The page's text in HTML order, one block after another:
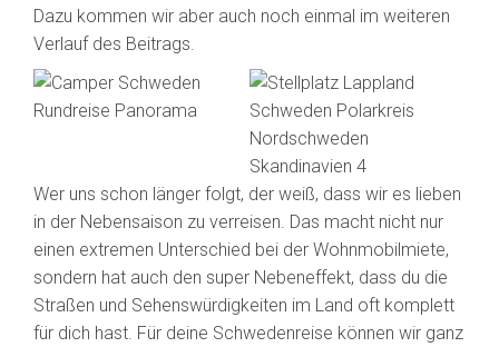
Dazu kommen wir aber auch noch einmal im weiteren
Verlauf des Beitrags.
Wer uns schon länger folgt, der weiß, dass wir es lieben
in der Nebensaison zu verreisen. Das macht nicht nur
einen extremen Unterschied bei der Wohnmobilmiete,
sondern hat auch den super Nebeneffekt, dass du die
Straßen und Sehenswürdigkeiten im Land oft komplett
für dich hast. Für deine Schwedenreise können wir ganz